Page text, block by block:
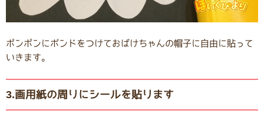
ポンポンにボンドをつけておばけちゃんの帽子に自由に貼って
いきます。
3.画用紙の周りにシールを貼ります